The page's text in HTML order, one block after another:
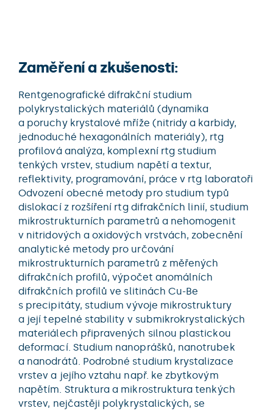
Zaměření a zkušenosti:
Rentgenografické difrakční studium
polykrystalických materiálů (dynamika
a poruchy krystalové mříže (nitridy a karbidy,
jednoduché hexagonálních materiály), rtg
profilová analýza, komplexní rtg studium
tenkých vrstev, studium napětí a textur,
reflektivity, programování, práce v rtg laboratoři
Odvození obecné metody pro studium typů
dislokací z rozšíření rtg difrakčních linií, studium
mikrostrukturních parametrů a nehomogenit
v nitridových a oxidových vrstvách, zobecnění
analytické metody pro určování
mikrostrukturních parametrů z měřených
difrakčních profilů, výpočet anomálních
difrakčních profilů ve slitinách Cu-Be
s precipitáty, studium vývoje mikrostruktury
a její tepelné stability v submikrokrystalických
materiálech připravených silnou plastickou
deformací. Studium nanoprášků, nanotrubek
a nanodrátů. Podrobné studium krystalizace
vrstev a jejího vztahu např. ke zbytkovým
napětím. Struktura a mikrostruktura tenkých
vrstev, nejčastěji polykrystalických, se